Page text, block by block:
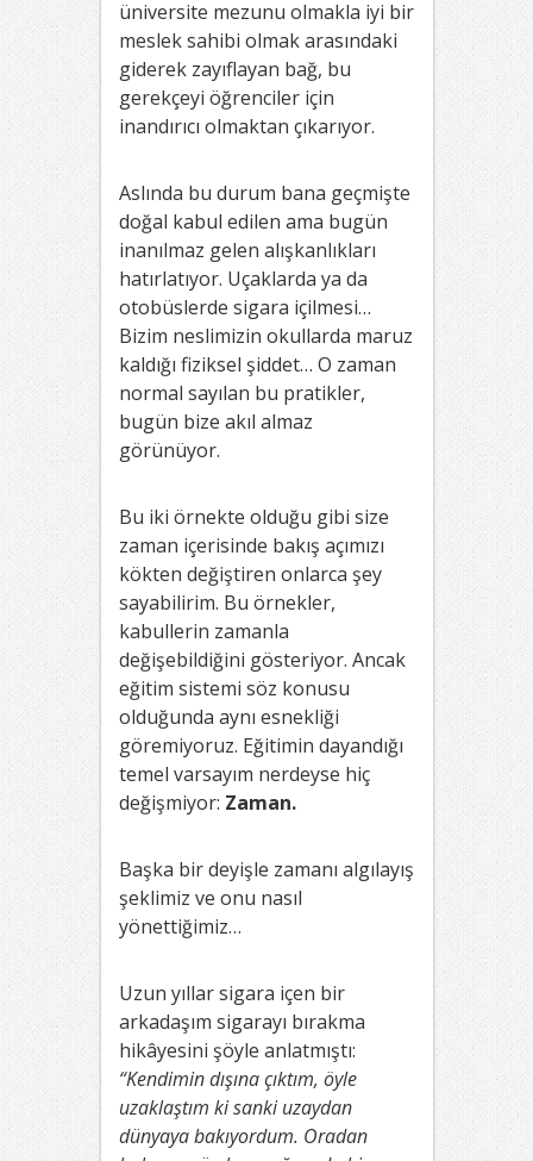
üniversite mezunu olmakla iyi bir
meslek sahibi olmak arasındaki
giderek zayıflayan bağ, bu
gerekçeyi öğrenciler için
inandırıcı olmaktan çıkarıyor.
Aslında bu durum bana geçmişte
doğal kabul edilen ama bugün
inanılmaz gelen alışkanlıkları
hatırlatıyor. Uçaklarda ya da
otobüslerde sigara içilmesi…
Bizim neslimizin okullarda maruz
kaldığı fiziksel şiddet… O zaman
normal sayılan bu pratikler,
bugün bize akıl almaz
görünüyor.
Bu iki örnekte olduğu gibi size
zaman içerisinde bakış açımızı
kökten değiştiren onlarca şey
sayabilirim. Bu örnekler,
kabullerin zamanla
değişebildiğini gösteriyor. Ancak
eğitim sistemi söz konusu
olduğunda aynı esnekliği
göremiyoruz. Eğitimin dayandığı
temel varsayım nerdeyse hiç
değişmiyor: Zaman.
Başka bir deyişle zamanı algılayış
şeklimiz ve onu nasıl
yönettiğimiz…
Uzun yıllar sigara içen bir
arkadaşım sigarayı bırakma
hikâyesini şöyle anlatmıştı:
“Kendimin dışına çıktım, öyle
uzaklaştım ki sanki uzaydan
dünyaya bakıyordum. Oradan